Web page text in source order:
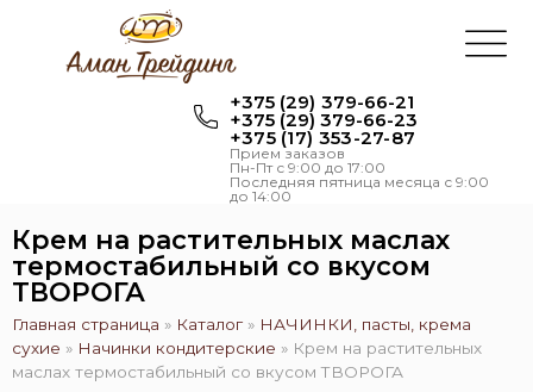
+375 (29) 379-66-21
+375 (29) 379-66-23
+375 (17) 353-27-87
Прием заказов
Пн-Пт с 9:00 до 17:00
Последняя пятница месяца с 9:00
до 14:00
Крем на растительных маслах
термостабильный со вкусом
ТВОРОГА
Главная страница » Каталог » НАЧИНКИ, пасты, крема
сухие » Начинки кондитерские » Крем на растительных
маслах термостабильный со вкусом ТВОРОГА